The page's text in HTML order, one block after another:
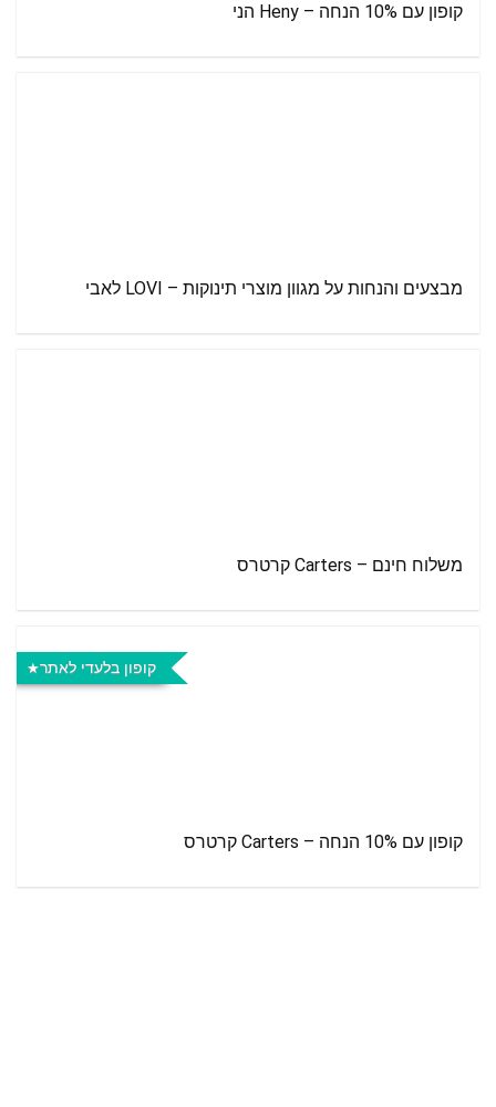
קופון עם 10% הנחה – Heny הני
מבצעים והנחות על מגוון מוצרי תינוקות – LOVI לאבי
משלוח חינם – Carters קרטרס
קופון בלעדי לאתר
קופון עם 10% הנחה – Carters קרטרס